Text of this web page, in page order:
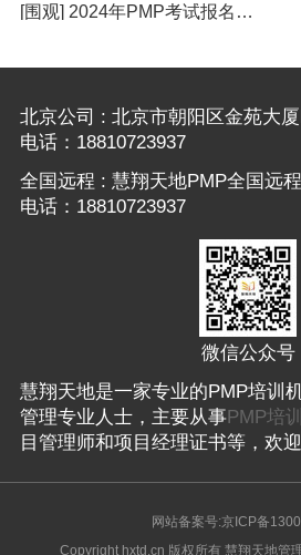
[围观] 2024年PMP考试报名通知
北京公司 : 北京市朝阳区金苑大
电话：18810723937
全国远程 : 慧翔天地PMP全国远
电话：18810723937
微信公众号
慧翔天地是一家专业的PMP培训
管理专业人士，主要从事PMP培训
目管理师和项目经理证书等，欢迎
网站备案号:京ICP备
Copyright hxtd.cn 版权所有 慧翔天地管